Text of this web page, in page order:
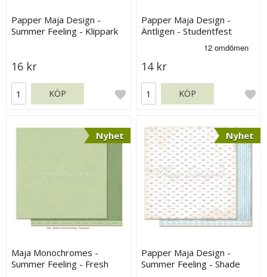
Papper Maja Design -
Summer Feeling - Klippark
16 kr
KÖP
Papper Maja Design -
Äntligen - Studentfest
14 kr
KÖP
Nyhet
Maja Monochromes -
Summer Feeling - Fresh
Nyhet
Papper Maja Design -
Summer Feeling - Shade